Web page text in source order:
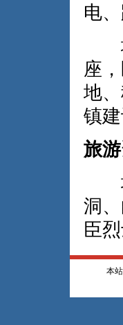
电
境
座
地
镇建
旅
坨
洞
臣
本